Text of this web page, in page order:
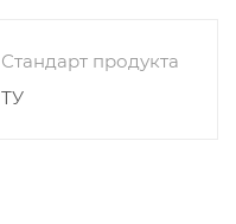
Стандарт продукта
ТУ